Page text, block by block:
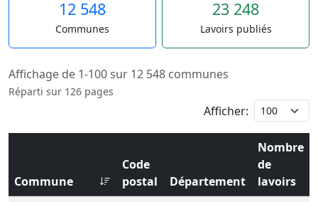
12 548
Communes
23 248
Lavoirs publiés
Affichage de 1-100 sur 12 548 communes
Réparti sur 126 pages
Afficher:
Commune
Code
postal
Département
Nombre
de
lavoirs